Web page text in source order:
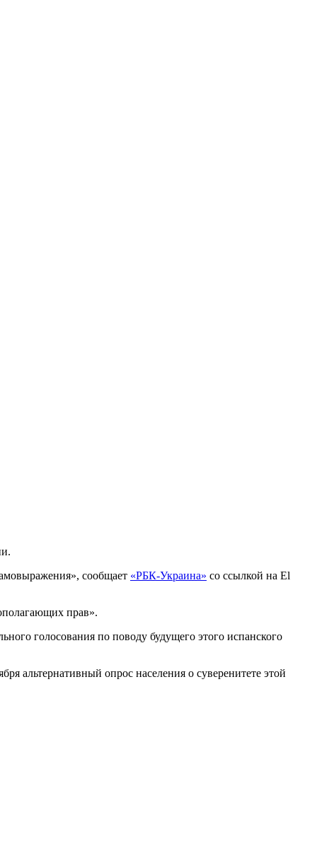
сообщает «РБК-Украина» со ссылкой на El
прав».
голосования по поводу будущего этого испанского
альтернативный опрос населения о суверенитете этой